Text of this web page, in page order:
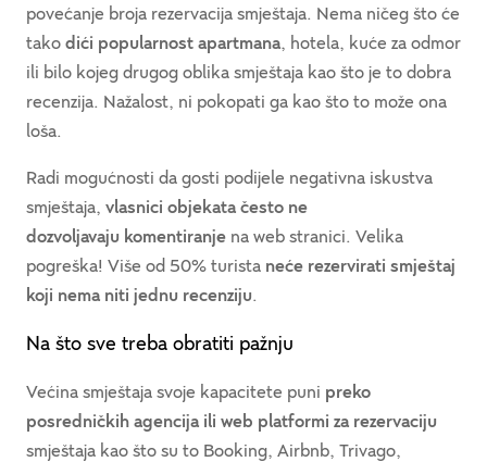
povećanje broja rezervacija smještaja. Nema ničeg što će
tako dići popularnost apartmana, hotela, kuće za odmor
ili bilo kojeg drugog oblika smještaja kao što je to dobra
recenzija. Nažalost, ni pokopati ga kao što to može ona
loša.
Radi mogućnosti da gosti podijele negativna iskustva
smještaja, vlasnici objekata često ne
dozvoljavaju komentiranje na web stranici. Velika
pogreška! Više od 50% turista neće rezervirati smještaj
koji nema niti jednu recenziju.
Na što sve treba obratiti pažnju
Većina smještaja svoje kapacitete puni preko
posredničkih agencija ili web platformi za rezervaciju
smještaja kao što su to Booking, Airbnb, Trivago,